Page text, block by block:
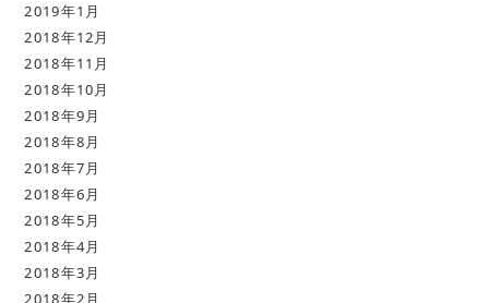
2019年1月
2018年12月
2018年11月
2018年10月
2018年9月
2018年8月
2018年7月
2018年6月
2018年5月
2018年4月
2018年3月
2018年2月